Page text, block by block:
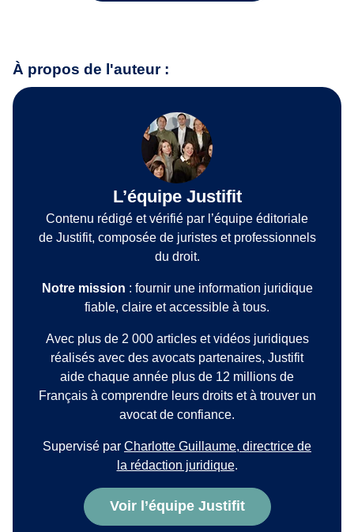
À propos de l'auteur :
L’équipe Justifit
Contenu rédigé et vérifié par l’équipe éditoriale
de Justifit, composée de juristes et professionnels
du droit.
Notre mission : fournir une information juridique
fiable, claire et accessible à tous.
Avec plus de 2 000 articles et vidéos juridiques
réalisés avec des avocats partenaires, Justifit
aide chaque année plus de 12 millions de
Français à comprendre leurs droits et à trouver un
avocat de confiance.
Supervisé par Charlotte Guillaume, directrice de
la rédaction juridique.
Voir l’équipe Justifit